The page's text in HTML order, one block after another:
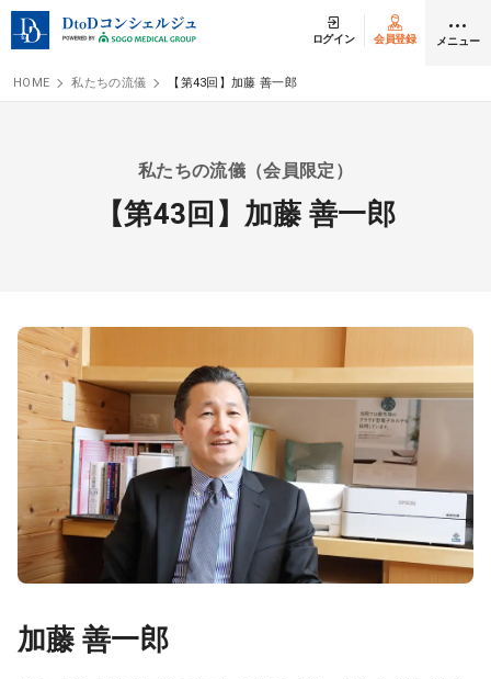
ログイン 会員登録 メニュー
医院の譲渡・売却をお考えの方
採用をお考えの医療機関の方
HOME 私たちの流儀 【第43回】加藤 善一郎
私たちの流儀（会員限定）
【第43回】加藤 善一郎
加藤 善一郎